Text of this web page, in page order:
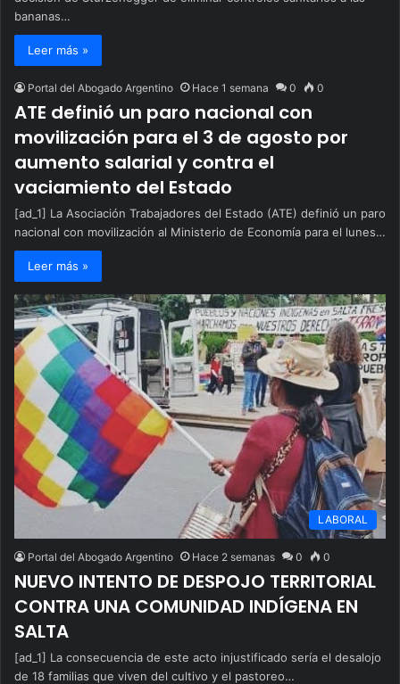
bananas…
Leer más »
Portal del Abogado Argentino Hace 1 semana 0 0
ATE definió un paro nacional con
movilización para el 3 de agosto por
aumento salarial y contra el
vaciamiento del Estado
[ad_1] La Asociación Trabajadores del Estado (ATE) definió un paro
nacional con movilización al Ministerio de Economía para el lunes…
Leer más »
LABORAL
Portal del Abogado Argentino Hace 2 semanas 0 0
NUEVO INTENTO DE DESPOJO TERRITORIAL
CONTRA UNA COMUNIDAD INDÍGENA EN
SALTA
[ad_1] La consecuencia de este acto injustificado sería el desalojo
de 18 familias que viven del cultivo y el pastoreo…